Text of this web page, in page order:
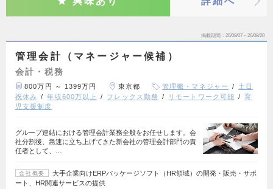
掲載期間 26/08/07～26/08/20
管理会計（マネージャー候補）
会計・税務
800万円 ～ 1399万円 東京都 管理職・マネジャー
土日
祝休み
年収600万以上 フレックス勤務 リモートワーク可能
育
児支援制度
グループ連結における管理会計業務全般をお任せします。会
社分割後、急速に立ち上げてきた新会社の管理会計部門の責
任者として、…
会社概要
大手企業向けERPパッケージソフト（HR領域）の開発・販売・サポ
ート、HR関連サービスの提供